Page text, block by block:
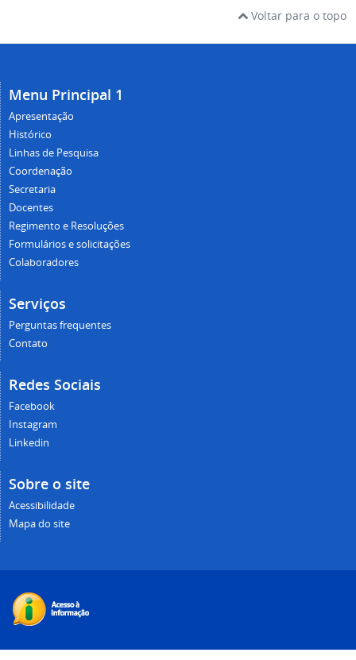
Voltar para o topo
Menu Principal 1
Apresentação
Histórico
Linhas de Pesquisa
Coordenação
Secretaria
Docentes
Regimento e Resoluções
Formulários e solicitações
Colaboradores
Serviços
Perguntas frequentes
Contato
Redes Sociais
Facebook
Instagram
Linkedin
Sobre o site
Acessibilidade
Mapa do site